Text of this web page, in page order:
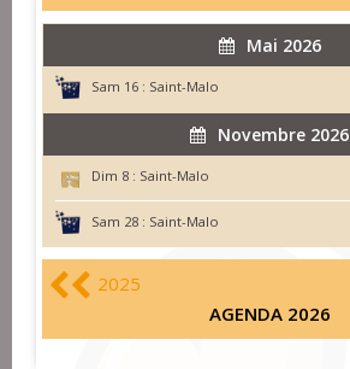
Mai 2026
Sam 16 : Saint-Malo
Novembre 2026
Dim 8 : Saint-Malo
Sam 28 : Saint-Malo
2025
AGENDA 2026